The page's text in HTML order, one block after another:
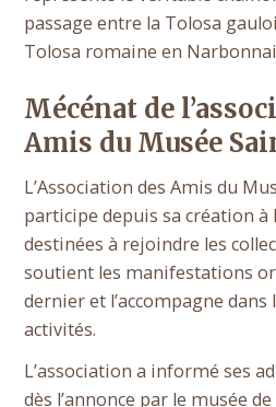
passage entre la Tolosa
Tolosa romaine en
Mécénat de
Amis du Musée
L’Association des Amis du
participe depuis sa création à
destinées à rejoindre les
soutient les manifestations
dernier et l’accompagne
activités.
L’association a informé ses
dès l’annonce par le musée